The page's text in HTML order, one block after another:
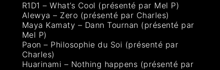
R1D1 – What’s Cool (présenté par Mel P)
Alewya – Zero (présenté par Charles)
Maya Kamaty – Dann Tournan (présenté par
Mel P)
Paon – Philosophie du Soi (présenté par
Charles)
Huarinami – Nothing happens (présenté par